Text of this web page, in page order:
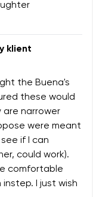
klient
the Buena's
these would
are narrower
were meant
if I can
could work).
comfortable
I just wish